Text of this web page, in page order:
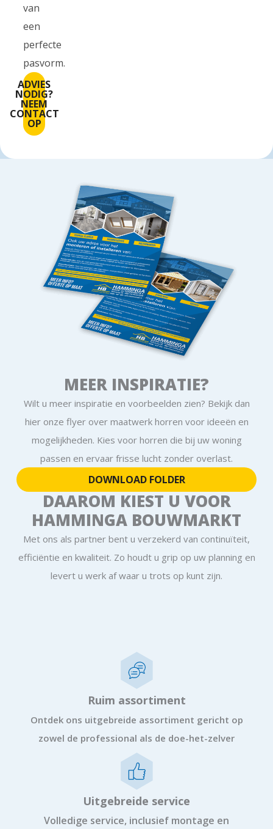
van
een
perfecte
pasvorm.
ADVIES
NODIG?
NEEM
CONTACT
OP
MEER INSPIRATIE?
Wilt u meer inspiratie en voorbeelden zien? Bekijk dan
hier onze flyer over maatwerk horren voor ideeën en
mogelijkheden. Kies voor horren die bij uw woning
passen en ervaar frisse lucht zonder overlast.
DOWNLOAD FOLDER
DAAROM KIEST U VOOR
HAMMINGA BOUWMARKT
Met ons als partner bent u verzekerd van continuïteit,
efficiëntie en kwaliteit. Zo houdt u grip op uw planning en
levert u werk af waar u trots op kunt zijn.
Ruim assortiment
Ontdek ons uitgebreide assortiment gericht op
zowel de professional als de doe-het-zelver
Uitgebreide service
Volledige service, inclusief montage en